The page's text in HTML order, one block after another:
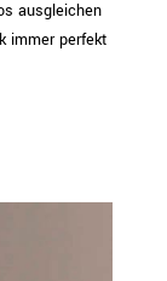
ausgleichen
immer perfekt